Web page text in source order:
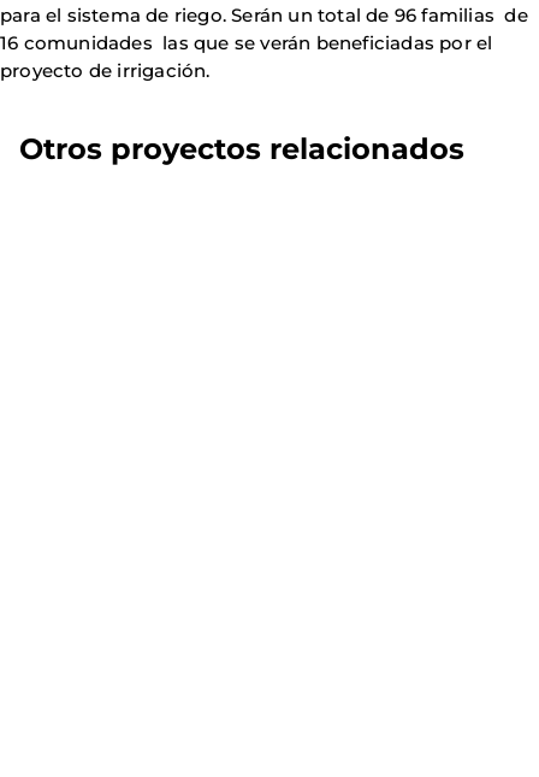
para el sistema de riego. Serán un total de 96 familias de
16 comunidades las que se verán beneficiadas por el
proyecto de irrigación.
Otros proyectos relacionados